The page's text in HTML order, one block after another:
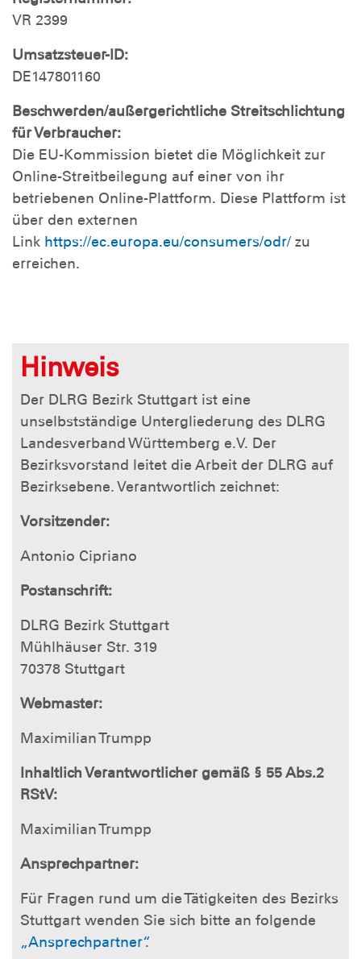
VR 2399
Umsatzsteuer-ID:
DE147801160
Beschwerden/außergerichtliche Streitschlichtung
für Verbraucher:
Die EU-Kommission bietet die Möglichkeit zur
Online-Streitbeilegung auf einer von ihr
betriebenen Online-Plattform. Diese Plattform ist
über den externen
Link https://ec.europa.eu/consumers/odr/ zu
erreichen.
Hinweis
Der DLRG Bezirk Stuttgart ist eine
unselbstständige Untergliederung des DLRG
Landesverband Württemberg e.V. Der
Bezirksvorstand leitet die Arbeit der DLRG auf
Bezirksebene. Verantwortlich zeichnet:
Vorsitzender:
Antonio Cipriano
Postanschrift:
DLRG Bezirk Stuttgart
Mühlhäuser Str. 319
70378 Stuttgart
Webmaster:
Maximilian Trumpp
Inhaltlich Verantwortlicher gemäß § 55 Abs.2
RStV:
Maximilian Trumpp
Ansprechpartner:
Für Fragen rund um die Tätigkeiten des Bezirks
Stuttgart wenden Sie sich bitte an folgende
„Ansprechpartner“.